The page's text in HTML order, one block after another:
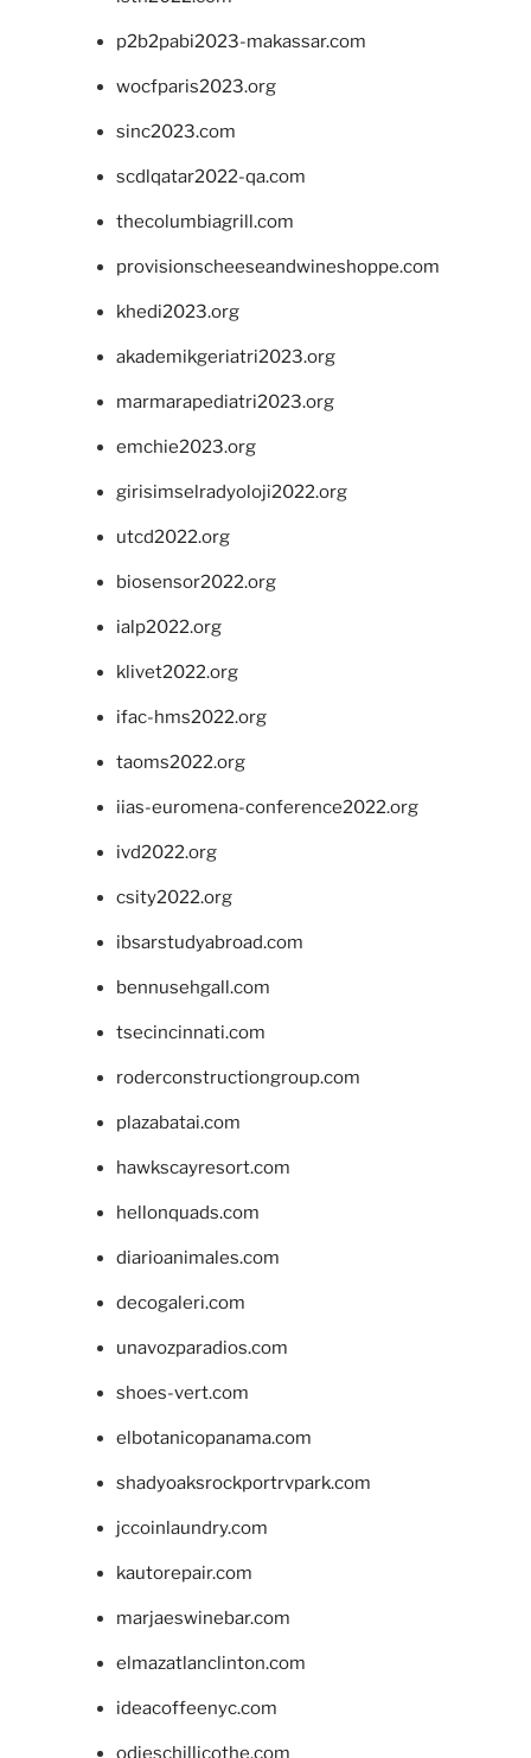
p2b2pabi2023-makassar.com
wocfparis2023.org
sinc2023.com
scdlqatar2022-qa.com
thecolumbiagrill.com
provisionscheeseandwineshoppe.com
khedi2023.org
akademikgeriatri2023.org
marmarapediatri2023.org
emchie2023.org
girisimselradyoloji2022.org
utcd2022.org
biosensor2022.org
ialp2022.org
klivet2022.org
ifac-hms2022.org
taoms2022.org
iias-euromena-conference2022.org
ivd2022.org
csity2022.org
ibsarstudyabroad.com
bennusehgall.com
tsecincinnati.com
roderconstructiongroup.com
plazabatai.com
hawkscayresort.com
hellonquads.com
diarioanimales.com
decogaleri.com
unavozparadios.com
shoes-vert.com
elbotanicopanama.com
shadyoaksrockportrvpark.com
jccoinlaundry.com
kautorepair.com
marjaeswinebar.com
elmazatlanclinton.com
ideacoffeenyc.com
odieschillicothe.com